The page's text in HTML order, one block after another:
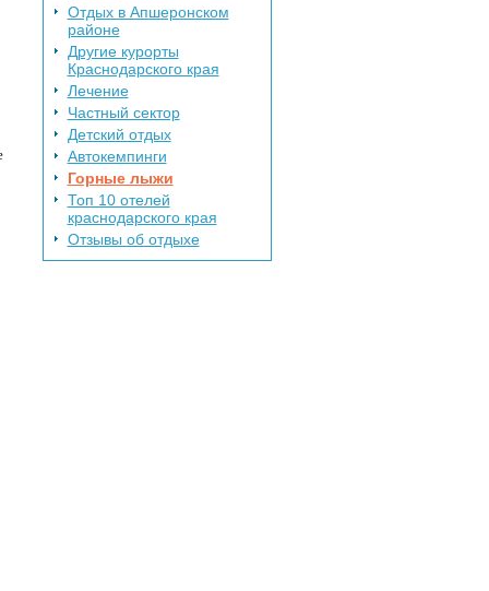
Отдых в Апшеронском
районе
Другие курорты
Краснодарского края
Лечение
Частный сектор
Детский отдых
Автокемпинги
Горные лыжи
Топ 10 отелей
краснодарского края
Отзывы об отдыхе